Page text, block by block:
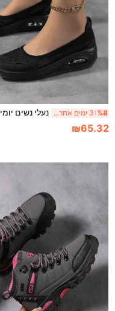
%8 3 ימים אחרונים
₪65.32